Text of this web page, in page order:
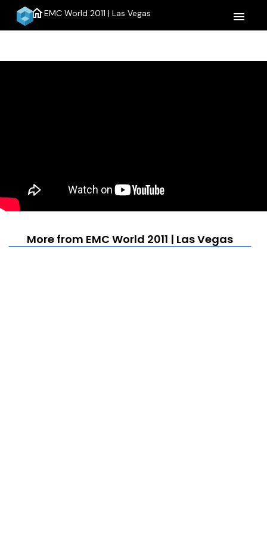
homeEMC World 2011 | Las Vegas menu
More from EMC World 2011 | Las Vegas